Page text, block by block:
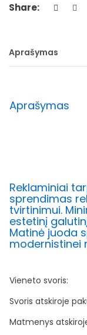
Share:
Aprašymas
Aprašymas
Reklaminiai
sprendimas
tvirtinimui.
estetinį
Matinė juoda
modernistinei
Vieneto svoris:
Svoris atskiroje
Matmenys